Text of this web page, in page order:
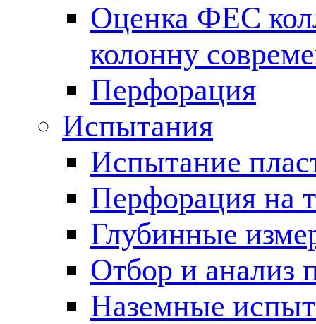
Оценка ФЕС
колонну
Перфорация
Испытания
Испытание
Перфорация на
Глубинные
Отбор и анализ
Наземные